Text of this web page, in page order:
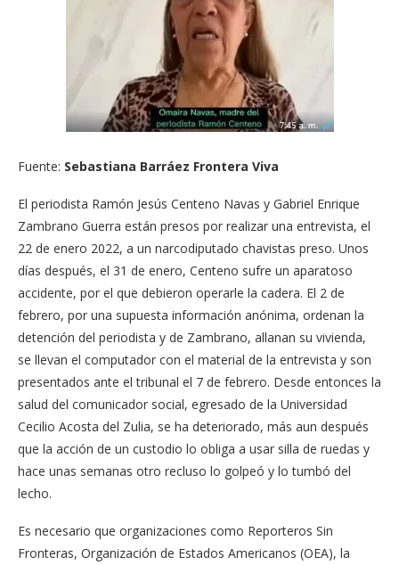
Fuente: Sebastiana Barráez Frontera Viva
El periodista Ramón Jesús Centeno Navas y Gabriel Enrique
Zambrano Guerra están presos por realizar una entrevista, el
22 de enero 2022, a un narcodiputado chavistas preso. Unos
días después, el 31 de enero, Centeno sufre un aparatoso
accidente, por el que debieron operarle la cadera. El 2 de
febrero, por una supuesta información anónima, ordenan la
detención del periodista y de Zambrano, allanan su vivienda,
se llevan el computador con el material de la entrevista y son
presentados ante el tribunal el 7 de febrero. Desde entonces la
salud del comunicador social, egresado de la Universidad
Cecilio Acosta del Zulia, se ha deteriorado, más aun después
que la acción de un custodio lo obliga a usar silla de ruedas y
hace unas semanas otro recluso lo golpeó y lo tumbó del
lecho.
Es necesario que organizaciones como Reporteros Sin
Fronteras, Organización de Estados Americanos (OEA), la